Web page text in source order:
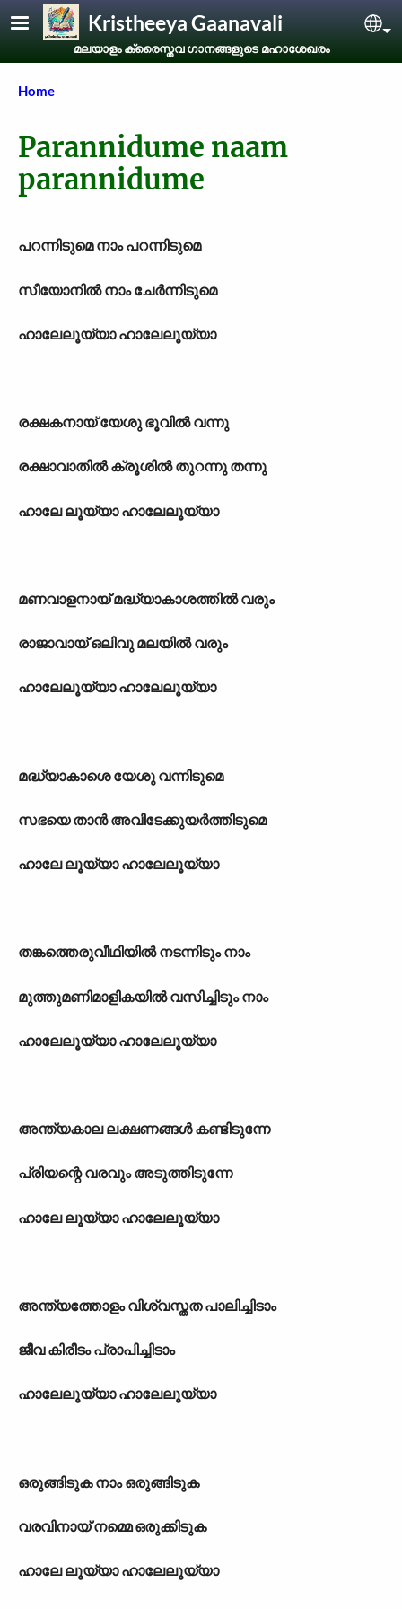
Skip to main contentKristheeya Gaanavali
മലയാളം ക്രൈസ്തവ ഗാനങ്ങളുടെ മഹാശേഖരം
Breadcrumb
Home
Parannidume naam
parannidume
പറന്നിടുമെ നാം പറന്നിടുമെ
സീയോനില്‍ നാം ചേര്‍ന്നിടുമെ
ഹാലേലൂയ്യാ ഹാലേലൂയ്യാ
രക്ഷകനായ് യേശു ഭൂവില്‍ വന്നു
രക്ഷാവാതില്‍ ക്രൂശില്‍ തുറന്നു തന്നു
ഹാലേ ലൂയ്യാ ഹാലേലൂയ്യാ
മണവാളനായ് മദ്ധ‍്യാകാശത്തില്‍ വരും
രാജാവായ് ഒലിവു മലയില്‍ വരും
ഹാലേലൂയ്യാ ഹാലേലൂയ്യാ
മദ്ധ‍്യാകാശെ യേശു വന്നിടുമെ
സഭയെ താന്‍ അവിടേക്കുയര്‍ത്തിടുമെ
ഹാലേ ലൂയ്യാ ഹാലേലൂയ്യാ
തങ്കത്തെരുവീഥിയില്‍ നടന്നിടും നാം
മുത്തുമണിമാളികയില്‍ വസിച്ചിടും നാം
ഹാലേലൂയ്യാ ഹാലേലൂയ്യാ
അന്ത‍്യകാല ലക്ഷണങ്ങള്‍ കണ്ടിടുന്നേ
പ്രിയന്റെ വരവും അടുത്തിടുന്നേ
ഹാലേ ലൂയ്യാ ഹാലേലൂയ്യാ
അന്ത‍്യത്തോളം വിശ്വസ്തത പാലിച്ചിടാം
ജീവ കിരീടം പ്രാപിച്ചിടാം
ഹാലേലൂയ്യാ ഹാലേലൂയ്യാ
ഒരുങ്ങിടുക നാം ഒരുങ്ങിടുക
വരവിനായ് നമ്മെ ഒരുക്കിടുക
ഹാലേ ലൂയ്യാ ഹാലേലൂയ്യാ